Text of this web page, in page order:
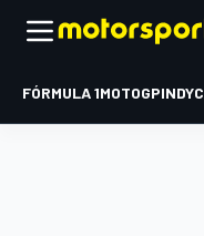
FÓRMULA 1MOTOGP